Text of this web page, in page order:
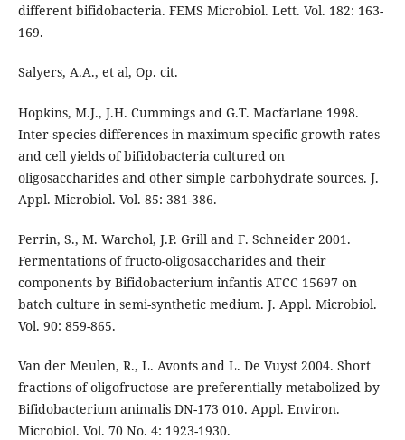
different bifidobacteria. FEMS Microbiol. Lett. Vol. 182: 163-
169.
Salyers, A.A., et al, Op. cit.
Hopkins, M.J., J.H. Cummings and G.T. Macfarlane 1998.
Inter-species differences in maximum specific growth rates
and cell yields of bifidobacteria cultured on
oligosaccharides and other simple carbohydrate sources. J.
Appl. Microbiol. Vol. 85: 381-386.
Perrin, S., M. Warchol, J.P. Grill and F. Schneider 2001.
Fermentations of fructo-oligosaccharides and their
components by Bifidobacterium infantis ATCC 15697 on
batch culture in semi-synthetic medium. J. Appl. Microbiol.
Vol. 90: 859-865.
Van der Meulen, R., L. Avonts and L. De Vuyst 2004. Short
fractions of oligofructose are preferentially metabolized by
Bifidobacterium animalis DN-173 010. Appl. Environ.
Microbiol. Vol. 70 No. 4: 1923-1930.